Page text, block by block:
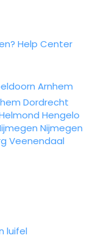
Help Center
Arnhem
Dordrecht
Hengelo
Nijmegen
Veenendaal
luifel